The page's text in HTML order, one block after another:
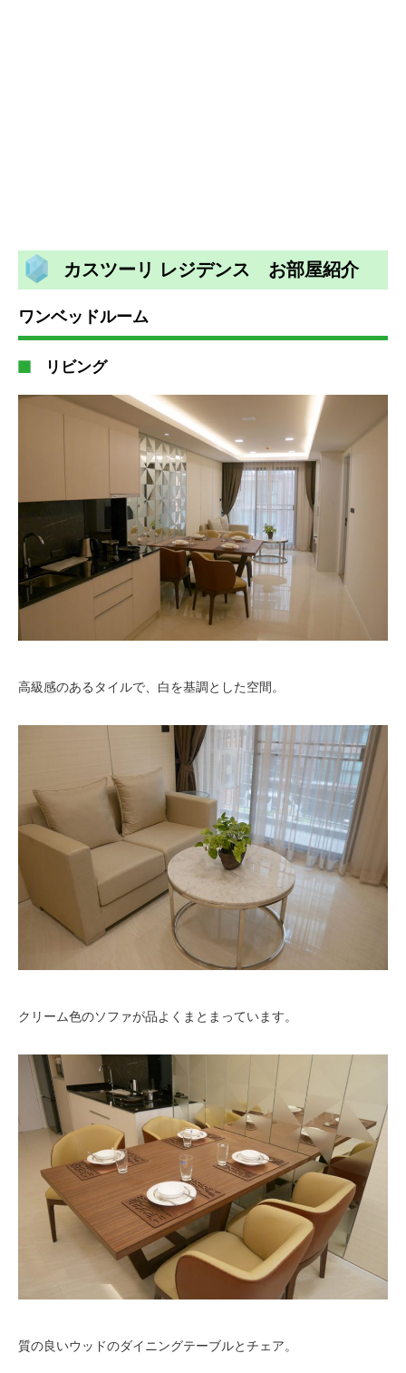
カスツーリ レジデンス お部屋紹介
ワンベッドルーム
リビング
高級感のあるタイルで、白を基調とした空間。
クリーム色のソファが品よくまとまっています。
質の良いウッドのダイニングテーブルとチェア。